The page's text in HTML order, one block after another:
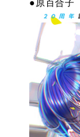
●原百合子